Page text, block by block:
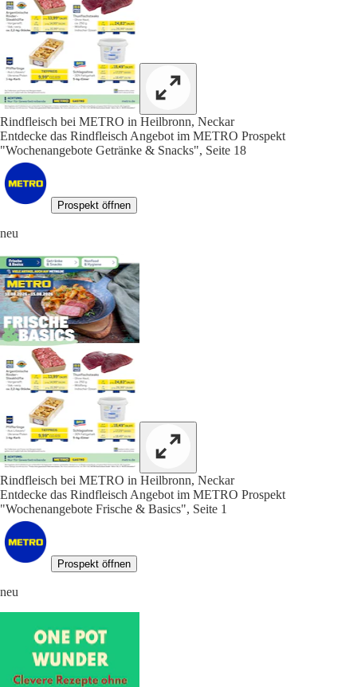
Rindfleisch bei METRO in Heilbronn, Neckar
Entdecke das Rindfleisch Angebot im METRO Prospekt
"Wochenangebote Getränke & Snacks", Seite 18
Prospekt öffnen
neu
Rindfleisch bei METRO in Heilbronn, Neckar
Entdecke das Rindfleisch Angebot im METRO Prospekt
"Wochenangebote Frische & Basics", Seite 1
Prospekt öffnen
neu